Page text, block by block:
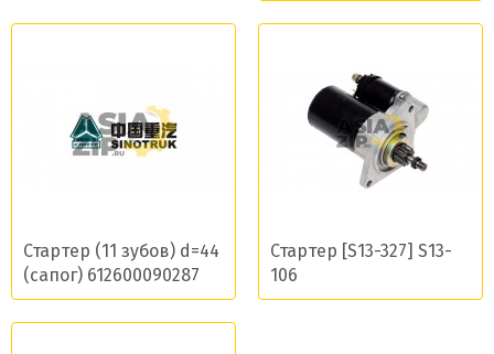
Стартер (11 зубов) d=44
(сапог) 612600090287
Стартер [S13-327] S13-
106